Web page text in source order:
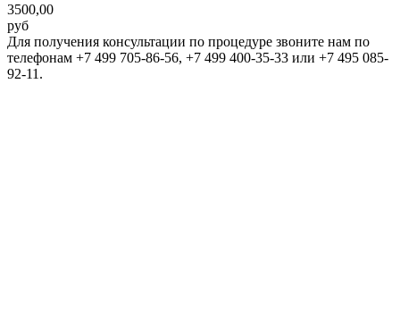
3500,00
руб
Для получения консультации по процедуре звоните нам по
телефонам +7 499 705-86-56, +7 499 400-35-33 или +7 495 085-
92-11.